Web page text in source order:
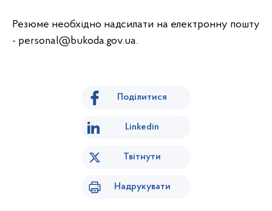
Резюме необхідно надсилати на електронну пошту
- personal@bukoda.gov.ua.
Поділитися
Linkedin
Твітнути
Надрукувати